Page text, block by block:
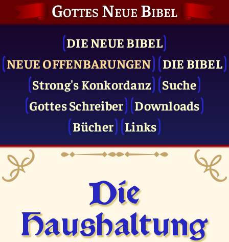
Gottes Neue Bibel
DIE NEUE BIBEL
NEUE OFFENBARUNGEN
DIE BIBEL
Strong's Konkordanz
Suche
Gottes Schreiber
Downloads
Bücher
Links
Die
Haushaltung